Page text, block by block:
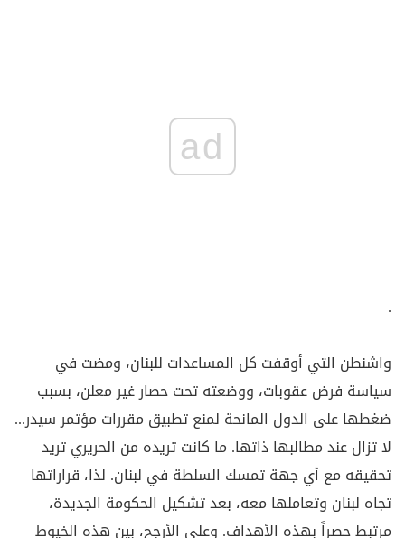
ad
.
واشنطن التي أوقفت كل المساعدات للبنان، ومضت في
سياسة فرض عقوبات، ووضعته تحت حصار غير معلن، بسبب
ضغطها على الدول المانحة لمنع تطبيق مقررات مؤتمر سيدر...
لا تزال عند مطالبها ذاتها. ما كانت تريده من الحريري تريد
تحقيقه مع أي جهة تمسك السلطة في لبنان. لذا، قراراتها
تجاه لبنان وتعاملها معه، بعد تشكيل الحكومة الجديدة،
مرتبط حصراً بهذه الأهداف. وعلى الأرجح، بين هذه الخيوط